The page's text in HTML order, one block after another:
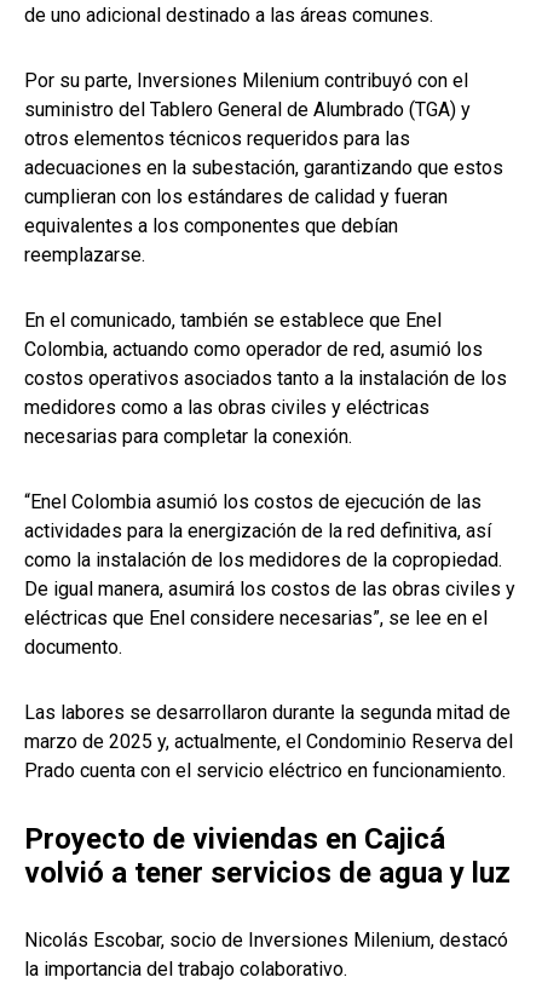
de uno adicional destinado a las áreas comunes.
Por su parte, Inversiones Milenium contribuyó con el
suministro del Tablero General de Alumbrado (TGA) y
otros elementos técnicos requeridos para las
adecuaciones en la subestación, garantizando que estos
cumplieran con los estándares de calidad y fueran
equivalentes a los componentes que debían
reemplazarse.
En el comunicado, también se establece que Enel
Colombia, actuando como operador de red, asumió los
costos operativos asociados tanto a la instalación de los
medidores como a las obras civiles y eléctricas
necesarias para completar la conexión.
“Enel Colombia asumió los costos de ejecución de las
actividades para la energización de la red definitiva, así
como la instalación de los medidores de la copropiedad.
De igual manera, asumirá los costos de las obras civiles y
eléctricas que Enel considere necesarias”, se lee en el
documento.
Las labores se desarrollaron durante la segunda mitad de
marzo de 2025 y, actualmente, el Condominio Reserva del
Prado cuenta con el servicio eléctrico en funcionamiento.
Proyecto de viviendas en Cajicá
volvió a tener servicios de agua y luz
Nicolás Escobar, socio de Inversiones Milenium, destacó
la importancia del trabajo colaborativo.